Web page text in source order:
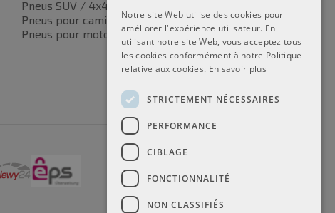
Pneus SUV / 4x4
Pneus pour camionnettes
Pneus pour motos
Notre site Web utilise des cookies pour
améliorer l'expérience utilisateur. En
utilisant notre site Web, vous acceptez tous
les cookies conformément à notre Politique
relative aux cookies. En savoir plus
STRICTEMENT NÉCESSAIRES
PERFORMANCE
CIBLAGE
FONCTIONNALITÉ
NON CLASSIFIÉS